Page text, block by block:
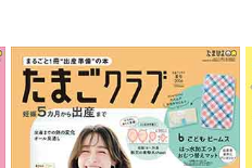
家族。
グラムで公開中。